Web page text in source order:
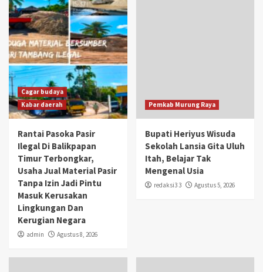
Cagar budaya
Kabar daerah
Rantai Pasoka Pasir
Ilegal Di Balikpapan
Timur Terbongkar,
Usaha Jual Material Pasir
Tanpa Izin Jadi Pintu
Masuk Kerusakan
Lingkungan Dan
Kerugian Negara
admin Agustus 8, 2026
Pemkab Murung Raya
Bupati Heriyus Wisuda
Sekolah Lansia Gita Uluh
Itah, Belajar Tak
Mengenal Usia
redaksi3 3 Agustus 5, 2026